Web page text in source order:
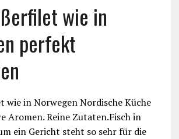
wie in
perfekt
wie in Norwegen Nordische Küche
Aromen. Reine Zutaten.Fisch in
ein Gericht steht so sehr für die